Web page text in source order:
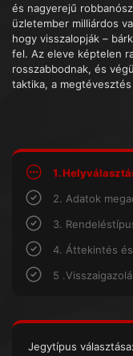
és nagyerejű
üzletember milliárdos
hogy visszalopják –
fel. Az eleve képtelen
rosszabbodnak, és
taktika, a
1.
2. Adatok
3.
4. Áttekintés
5
Jegytípus választása: